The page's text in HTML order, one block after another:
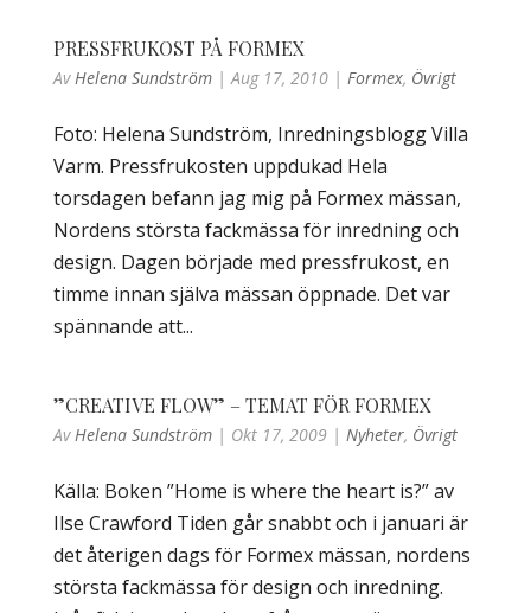
PRESSFRUKOST PÅ FORMEX
AvHelena Sundström|Aug 17, 2010| Formex, Övrigt
Foto: Helena Sundström, Inredningsblogg Villa
Varm. Pressfrukosten uppdukad Hela
torsdagen befann jag mig på Formex mässan,
Nordens största fackmässa för inredning och
design. Dagen började med pressfrukost, en
timme innan själva mässan öppnade. Det var
spännande att...
”CREATIVE FLOW” – TEMAT FÖR FORMEX
AvHelena Sundström| Okt 17, 2009| Nyheter, Övrigt
Källa: Boken ”Home is where the heart is?” av
Ilse Crawford Tiden går snabbt och i januari är
det återigen dags för Formex mässan, nordens
största fackmässa för design och inredning.